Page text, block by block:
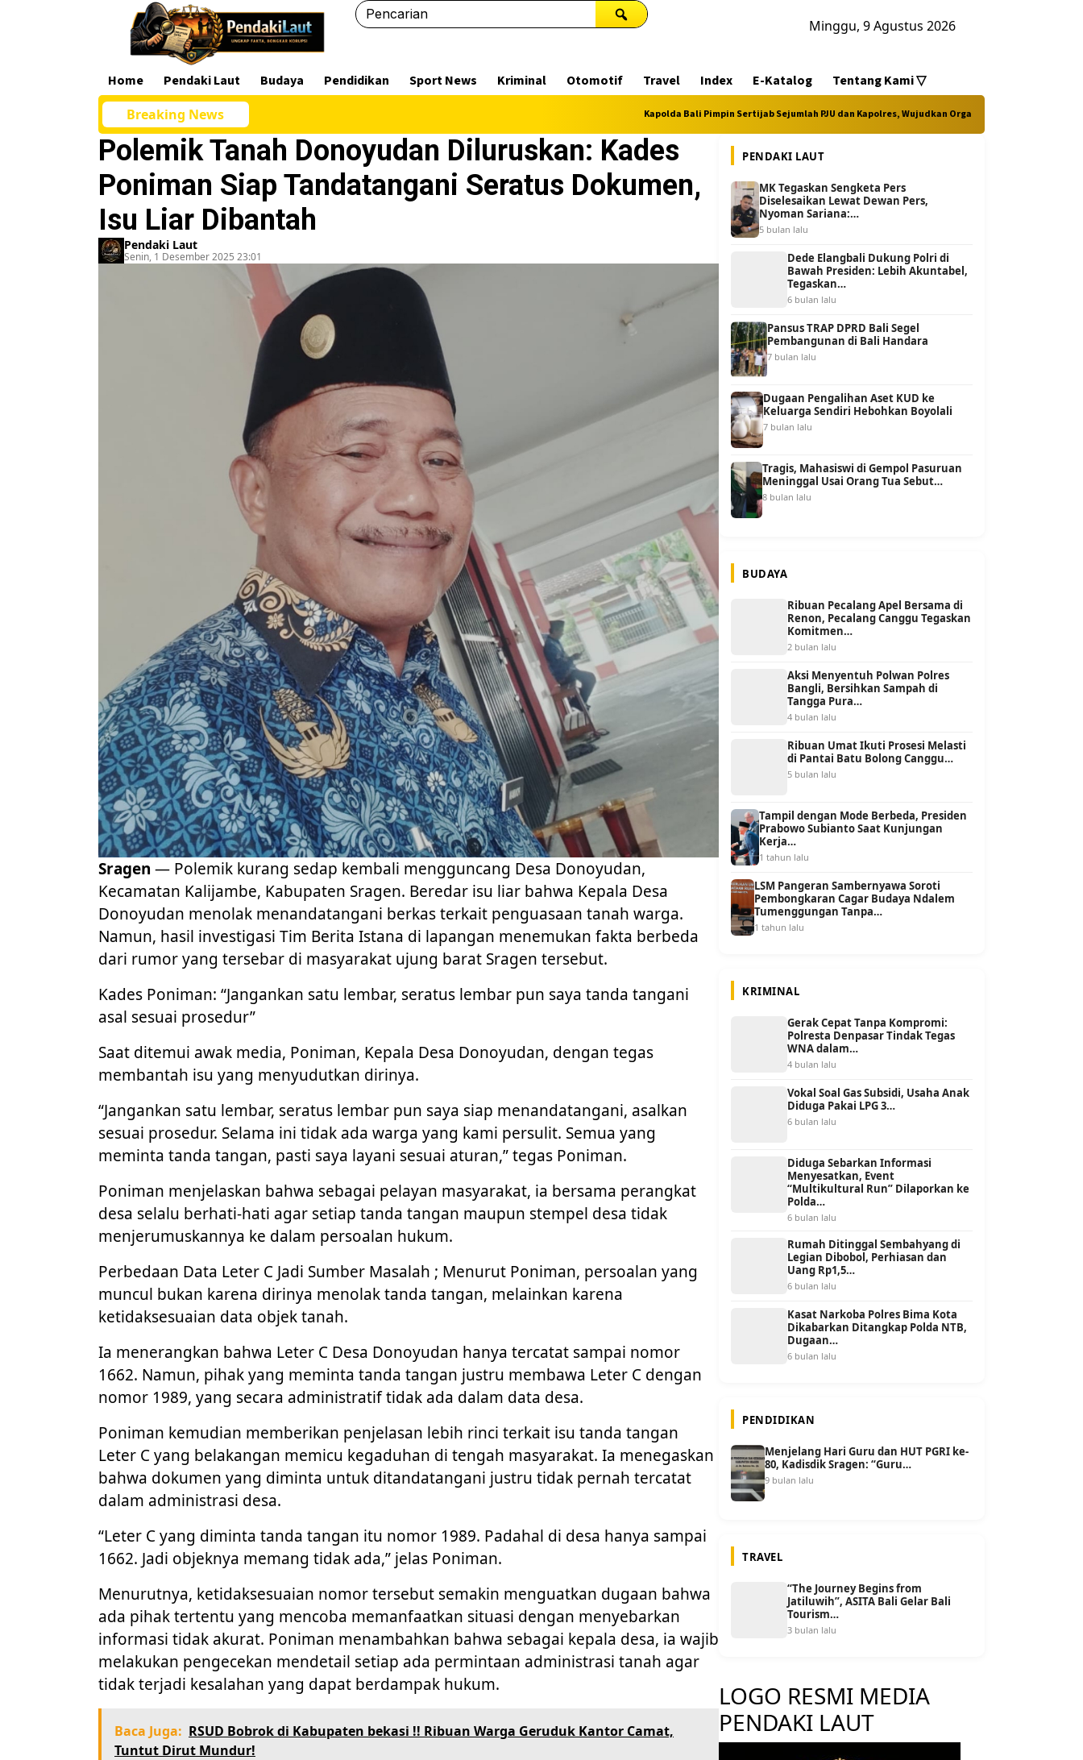
Minggu, 9 Agustus 2026
Home Pendaki Laut Budaya Pendidikan Sport News Kriminal Otomotif Travel Index E-Katalog
Tentang Kami ⁠▽⁠
Breaking News
Kapolda Bali Pimpin Sertijab Sejumlah PJU dan Kapolres, Wujudkan Organisasi Polri yang Semakin Profesional
Polemik Tanah Donoyudan Diluruskan: Kades
Poniman Siap Tandatangani Seratus Dokumen,
Isu Liar Dibantah
Pendaki Laut
Senin, 1 Desember 2025 23:01
Sragen — Polemik kurang sedap kembali mengguncang Desa Donoyudan,
Kecamatan Kalijambe, Kabupaten Sragen. Beredar isu liar bahwa Kepala Desa
Donoyudan menolak menandatangani berkas terkait penguasaan tanah warga.
Namun, hasil investigasi Tim Berita Istana di lapangan menemukan fakta berbeda
dari rumor yang tersebar di masyarakat ujung barat Sragen tersebut.
Kades Poniman: “Jangankan satu lembar, seratus lembar pun saya tanda tangani
asal sesuai prosedur”
Saat ditemui awak media, Poniman, Kepala Desa Donoyudan, dengan tegas
membantah isu yang menyudutkan dirinya.
“Jangankan satu lembar, seratus lembar pun saya siap menandatangani, asalkan
sesuai prosedur. Selama ini tidak ada warga yang kami persulit. Semua yang
meminta tanda tangan, pasti saya layani sesuai aturan,” tegas Poniman.
Poniman menjelaskan bahwa sebagai pelayan masyarakat, ia bersama perangkat
desa selalu berhati-hati agar setiap tanda tangan maupun stempel desa tidak
menjerumuskannya ke dalam persoalan hukum.
Perbedaan Data Leter C Jadi Sumber Masalah ; Menurut Poniman, persoalan yang
muncul bukan karena dirinya menolak tanda tangan, melainkan karena
ketidaksesuaian data objek tanah.
Ia menerangkan bahwa Leter C Desa Donoyudan hanya tercatat sampai nomor
1662. Namun, pihak yang meminta tanda tangan justru membawa Leter C dengan
nomor 1989, yang secara administratif tidak ada dalam data desa.
Poniman kemudian memberikan penjelasan lebih rinci terkait isu tanda tangan
Leter C yang belakangan memicu kegaduhan di tengah masyarakat. Ia menegaskan
bahwa dokumen yang diminta untuk ditandatangani justru tidak pernah tercatat
dalam administrasi desa.
“Leter C yang diminta tanda tangan itu nomor 1989. Padahal di desa hanya sampai
1662. Jadi objeknya memang tidak ada,” jelas Poniman.
Menurutnya, ketidaksesuaian nomor tersebut semakin menguatkan dugaan bahwa
ada pihak tertentu yang mencoba memanfaatkan situasi dengan menyebarkan
informasi tidak akurat. Poniman menambahkan bahwa sebagai kepala desa, ia wajib
melakukan pengecekan mendetail setiap ada permintaan administrasi tanah agar
tidak terjadi kesalahan yang dapat berdampak hukum.
Baca Juga: RSUD Bobrok di Kabupaten bekasi !! Ribuan Warga Geruduk Kantor Camat,
Tuntut Dirut Mundur!
PENDAKI LAUT
MK Tegaskan Sengketa Pers
Diselesaikan Lewat Dewan Pers,
Nyoman Sariana:…
5 bulan lalu
Dede Elangbali Dukung Polri di
Bawah Presiden: Lebih Akuntabel,
Tegaskan…
6 bulan lalu
Pansus TRAP DPRD Bali Segel
Pembangunan di Bali Handara
7 bulan lalu
Dugaan Pengalihan Aset KUD ke
Keluarga Sendiri Hebohkan Boyolali
7 bulan lalu
Tragis, Mahasiswi di Gempol Pasuruan
Meninggal Usai Orang Tua Sebut…
8 bulan lalu
BUDAYA
Ribuan Pecalang Apel Bersama di
Renon, Pecalang Canggu Tegaskan
Komitmen…
2 bulan lalu
Aksi Menyentuh Polwan Polres
Bangli, Bersihkan Sampah di
Tangga Pura…
4 bulan lalu
Ribuan Umat Ikuti Prosesi Melasti
di Pantai Batu Bolong Canggu…
5 bulan lalu
Tampil dengan Mode Berbeda, Presiden
Prabowo Subianto Saat Kunjungan
Kerja…
1 tahun lalu
LSM Pangeran Sambernyawa Soroti
Pembongkaran Cagar Budaya Ndalem
Tumenggungan Tanpa…
1 tahun lalu
KRIMINAL
Gerak Cepat Tanpa Kompromi:
Polresta Denpasar Tindak Tegas
WNA dalam…
4 bulan lalu
Vokal Soal Gas Subsidi, Usaha Anak
Diduga Pakai LPG 3…
6 bulan lalu
Diduga Sebarkan Informasi
Menyesatkan, Event
“Multikultural Run” Dilaporkan ke
Polda…
6 bulan lalu
Rumah Ditinggal Sembahyang di
Legian Dibobol, Perhiasan dan
Uang Rp1,5…
6 bulan lalu
Kasat Narkoba Polres Bima Kota
Dikabarkan Ditangkap Polda NTB,
Dugaan…
6 bulan lalu
PENDIDIKAN
Menjelang Hari Guru dan HUT PGRI ke-
80, Kadisdik Sragen: “Guru…
9 bulan lalu
TRAVEL
“The Journey Begins from
Jatiluwih”, ASITA Bali Gelar Bali
Tourism…
3 bulan lalu
LOGO RESMI MEDIA
PENDAKI LAUT